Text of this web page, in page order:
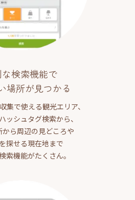
検索機能で
場所が見つかる
集で使える観光エリア、
ッシュタグ検索から、
から周辺の見どころや
探せる現在地まで
索機能がたくさん。